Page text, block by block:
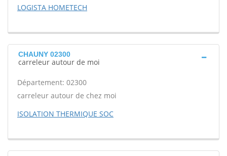
LOGISTA HOMETECH
CHAUNY 02300
carreleur autour de moi
Département: 02300
carreleur autour de chez moi
ISOLATION THERMIQUE SOC